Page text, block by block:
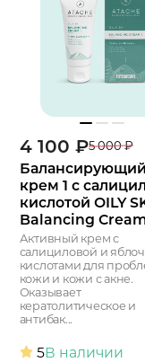
4 100 ₽5 000₽
Балансирующий
крем 1 с
кислотой OILY
Balancing
Активный крем с
салициловой и
кислотами для
кожи и кожи с акне.
Оказывает
кератолитическое и
антибак...
5В наличии